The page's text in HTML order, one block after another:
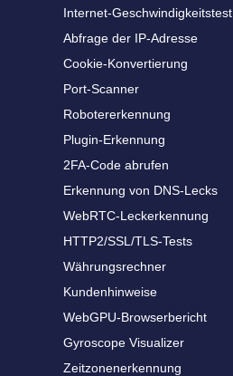
Internet-Geschwindigkeitstest
Abfrage der IP-Adresse
Cookie-Konvertierung
Port-Scanner
Robotererkennung
Plugin-Erkennung
2FA-Code abrufen
Erkennung von DNS-Lecks
WebRTC-Leckerkennung
HTTP2/SSL/TLS-Tests
Währungsrechner
Kundenhinweise
WebGPU-Browserbericht
Gyroscope Visualizer
Zeitzonenerkennung